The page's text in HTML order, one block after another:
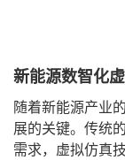
新能源数智化
随着新能源产业
展的关键。传统
需求，虚拟仿真